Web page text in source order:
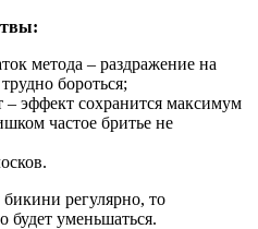
метода – раздражение на
бороться;
– эффект сохранится максимум
частое бритье не
регулярно, то
будет уменьшаться.